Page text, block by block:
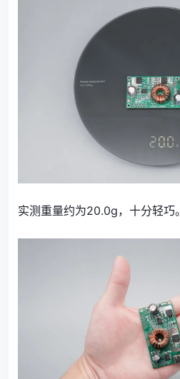
实测重量约为20.0g，十分轻巧。